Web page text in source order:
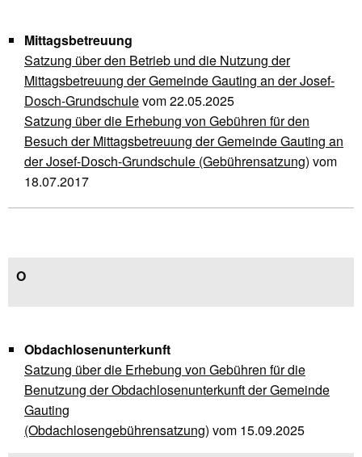
Mittagsbetreuung
Satzung über den Betrieb und die Nutzung der
Mittagsbetreuung der Gemeinde Gauting an der Josef-
Dosch-Grundschulevom 22.05.2025
Satzung über die Erhebung von Gebühren für den
Besuch der Mittagsbetreuung der Gemeinde Gauting an
der Josef-Dosch-Grundschule (Gebührensatzung) vom
18.07.2017
O
Obdachlosenunterkunft
Satzung über die Erhebung von Gebühren für die
Benutzung der Obdachlosenunterkunft der Gemeinde
Gauting
(Obdachlosengebührensatzung) vom 15.09.2025